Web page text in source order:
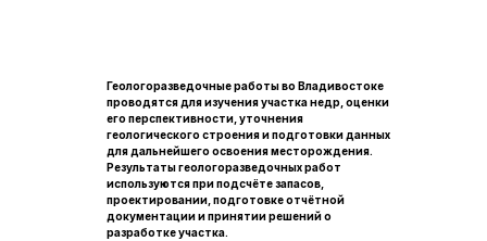
Геологоразведочные работы во Владивостоке
проводятся для изучения участка недр, оценки
его перспективности, уточнения
геологического строения и подготовки данных
для дальнейшего освоения месторождения.
Результаты геологоразведочных работ
используются при подсчёте запасов,
проектировании, подготовке отчётной
документации и принятии решений о
разработке участка.